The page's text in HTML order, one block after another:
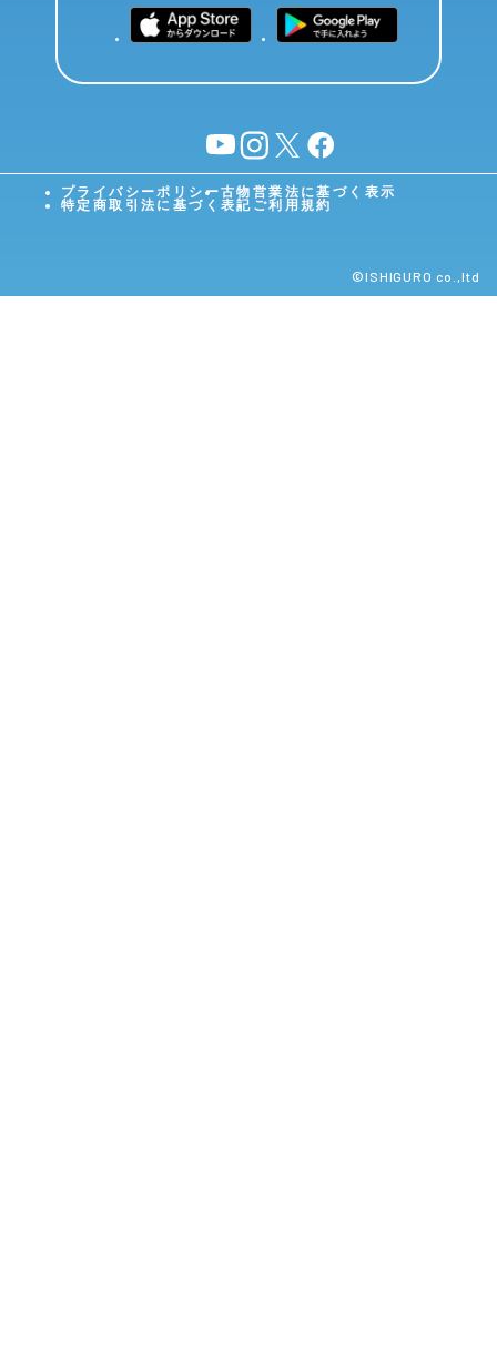
YouTubeinstagram
X facebook
プライバシーポリシー古物営業法に基づく表示
特定商取引法に基づく表記 ご利用規約
©︎ISHIGURO co.,ltd